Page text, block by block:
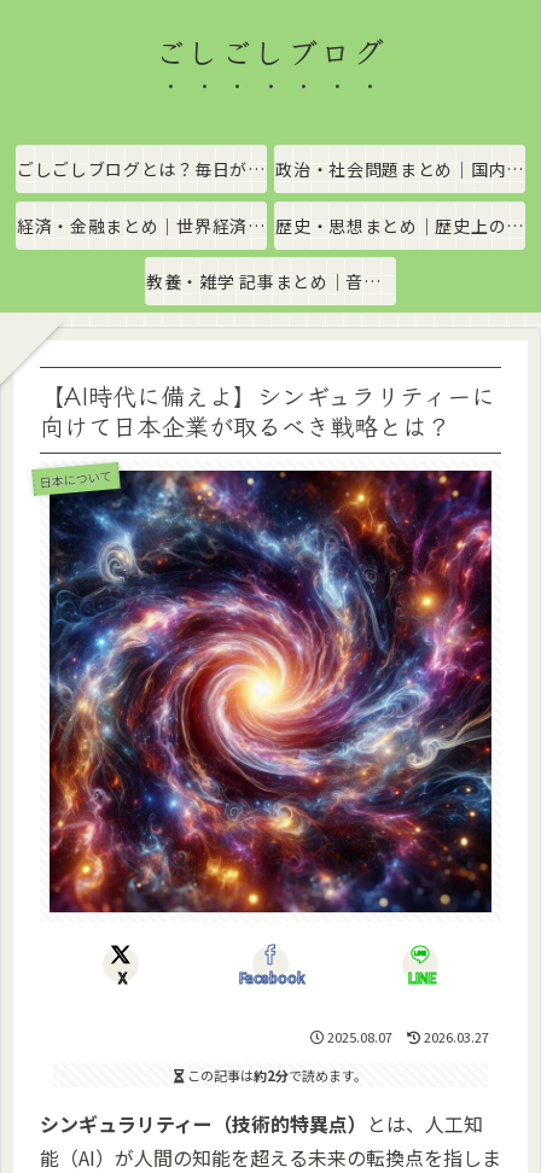
ごしごしブログ
ごしごしブログとは？毎日がちょっと楽しくなる情報発信サイト 政治・社会問題まとめ｜国内政治・国際情勢をわかりやすく解説
経済・金融まとめ｜世界経済・金融市場をわかりやすく解説 歴史・思想まとめ｜歴史上の出来事や思想・哲学をわかりやすく解説
教養・雑学 記事まとめ｜音楽、科学、社会の豆知識をわかりやすく解説
【AI時代に備えよ】シンギュラリティーに
向けて日本企業が取るべき戦略とは？
日本について
X Facebook LINE
2025.08.07
2026.03.27
この記事は約2分で読めます。
シンギュラリティー（技術的特異点） とは、人工知
能（AI）が人間の知能を超える未来の転換点を指しま